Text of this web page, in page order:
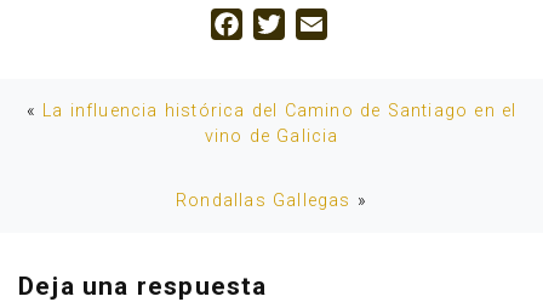
Facebook
Twitter
« La influencia histórica del Camino de Santiago en el
vino de Galicia
Rondallas Gallegas »
Deja una respuesta